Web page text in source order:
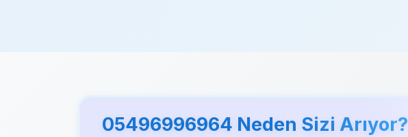
05496996964 Neden Sizi Arıyor?